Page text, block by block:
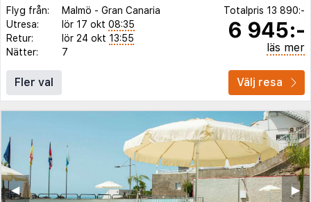
Flyg från: Malmö - Gran Canaria
Utresa:
lör 17 okt 08:35
Retur:
lör 24 okt 13:55
Nätter:
7
Totalpris 13 890:-
6 945:-
läs mer
Fler val Välj resa
▶︎
◀︎